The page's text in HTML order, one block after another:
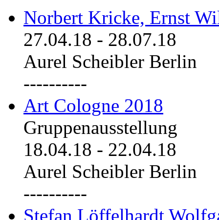
Norbert Kricke, Ernst
27.04.18 - 28.07.18
Aurel Scheibler Berlin
----------
Art Cologne 2018
Gruppenausstellung
18.04.18 - 22.04.18
Aurel Scheibler Berlin
----------
Stefan Löffelhardt